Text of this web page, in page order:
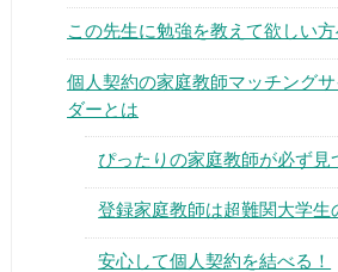
▶
この先生に勉強を教えて欲しい
個人契約の家庭教師マッチング
ダーとは
ぴったりの家庭教師が必ず見
登録家庭教師は超難関大学生
安心して個人契約を結べる！